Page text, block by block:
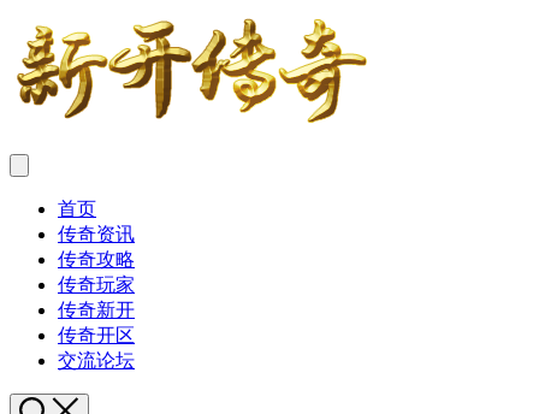
首页
传奇资讯
传奇攻略
传奇玩家
传奇新开
传奇开区
交流论坛